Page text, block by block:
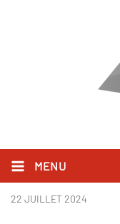
MENU
Le chant
22 JUILLET 2024